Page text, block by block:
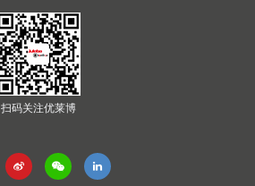
扫码关注优莱博